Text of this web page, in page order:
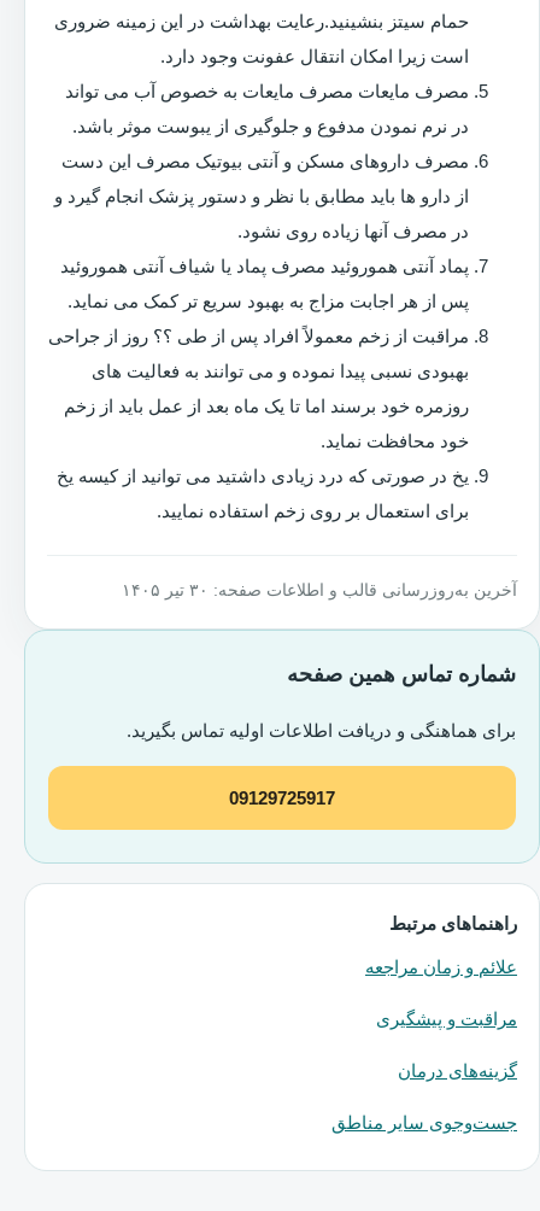
حمام سیتز بنشینید.رعایت بهداشت در این زمینه ضروری
است زیرا امکان انتقال عفونت وجود دارد.
مصرف مایعات مصرف مایعات به خصوص آب می تواند
در نرم نمودن مدفوع و جلوگیری از یبوست موثر باشد.
مصرف داروهای مسکن و آنتی بیوتیک مصرف این دست
از دارو ها باید مطابق با نظر و دستور پزشک انجام گیرد و
در مصرف آنها زیاده روی نشود.
پماد آنتی هموروئید مصرف پماد یا شیاف آنتی هموروئید
پس از هر اجابت مزاج به بهبود سریع تر کمک می نماید.
مراقبت از زخم معمولاً افراد پس از طی ؟؟ روز از جراحی
بهبودی نسبی پیدا نموده و می توانند به فعالیت های
روزمره خود برسند اما تا یک ماه بعد از عمل باید از زخم
خود محافظت نماید.
یخ در صورتی که درد زیادی داشتید می توانید از کیسه یخ
برای استعمال بر روی زخم استفاده نمایید.
آخرین به‌روزرسانی قالب و اطلاعات صفحه: ۳۰ تیر ۱۴۰۵
شماره تماس همین صفحه
برای هماهنگی و دریافت اطلاعات اولیه تماس بگیرید.
09129725917
راهنماهای مرتبط
علائم و زمان مراجعه
مراقبت و پیشگیری
گزینه‌های درمان
جست‌وجوی سایر مناطق